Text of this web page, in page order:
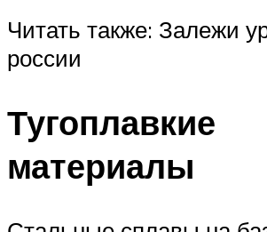
Читать также: Залежи
россии
Тугоплавкие
материалы